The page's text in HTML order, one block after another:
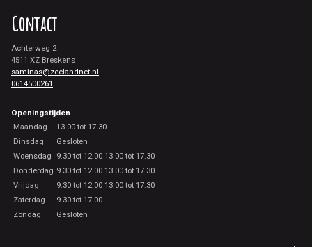
Contact
Achterweg 2
4511 XZ Breskens
saminas@zeelandnet.nl
0614500261
Openingstijden
Maandag
13.00 tot 17.30
Dinsdag
Gesloten
Woensdag
9.30 tot 12.00 13.00 tot 17.30
Donderdag 9.30 tot 12.00 13.00 tot 17.30
Vrijdag
9.30 tot 12.00 13.00 tot 17.30
Zaterdag
9.30 tot 17.00
Zondag
Gesloten